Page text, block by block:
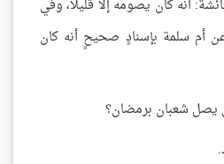
أنه كان يصومه إلا قليلًا، وفي
أم سلمة بإسنادٍ صحيحٍ أنه كان
يصل شعبان برمضان؟